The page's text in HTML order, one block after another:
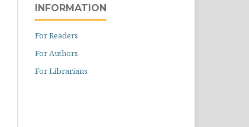
INFORMATION
For Readers
For Authors
For Librarians